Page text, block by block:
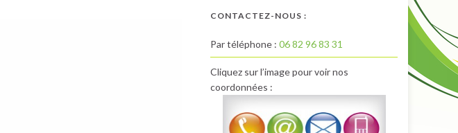
CONTACTEZ-NOUS :
Par téléphone : 06 82 96 83 31
Cliquez sur l’image pour voir nos
coordonnées :